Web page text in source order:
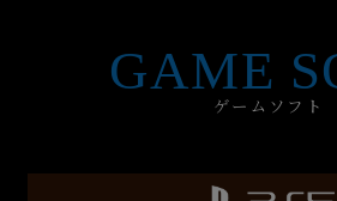
GAME
ゲームソフト